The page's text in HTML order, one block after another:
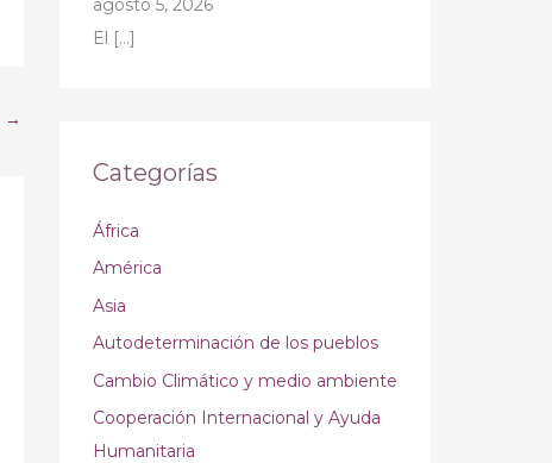
→
El […]
Categorías
África
América
Asia
Autodeterminación de los pueblos
Cambio Climático y medio ambiente
Cooperación Internacional y Ayuda
Humanitaria